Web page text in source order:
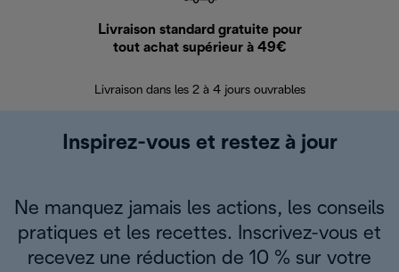
Livraison standard gratuite pour
tout achat supérieur à 49€
Livraison dans les 2 à 4 jours ouvrables
Inspirez-vous et restez à jour
Ne manquez jamais les actions, les conseils
pratiques et les recettes. Inscrivez-vous et
recevez une réduction de 10 % sur votre